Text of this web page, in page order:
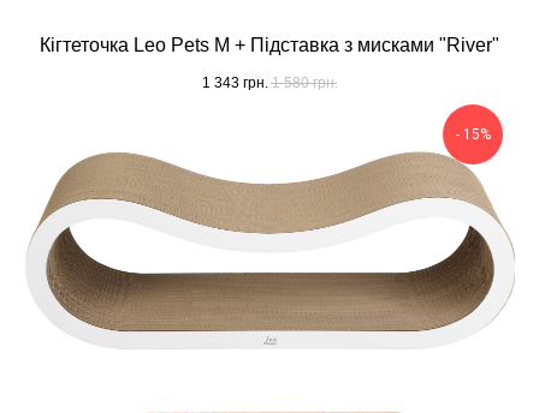
Кігтеточка Leo Pets M + Підставка з мисками "River"
1 343 грн. 1 580 грн.
- 15%